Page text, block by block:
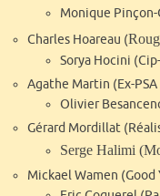
Monique
Charles Hoareau (
Sorya Hocini
Agathe Martin (Ex-
Olivier
Gérard Mordillat
Serge Halimi
Mickael Wamen (Good